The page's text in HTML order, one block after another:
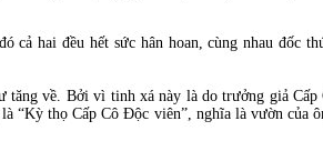
hai đều hết sức hân hoan, cùng nhau đốc
về. Bởi vì tinh xá này là do trưởng giả
thọ Cấp Cô Độc viên”, nghĩa là vườn của